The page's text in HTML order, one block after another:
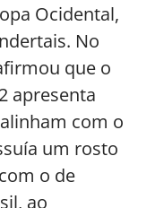
Ocidental,
No
que o
apresenta
com o
um rosto
o de
ao